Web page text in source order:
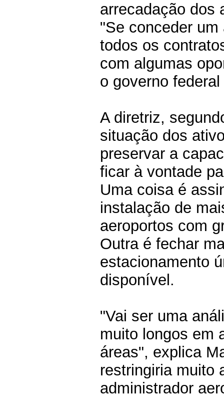
arrecadação dos
"Se conceder
todos os
com algumas
o governo
A diretriz,
situação dos
preservar a
ficar à vontade
Uma coisa é
instalação de
aeroportos com
Outra é fechar
estacionamento
disponível.
"Vai ser uma
muito longos em
áreas", explica
restringiria muito
administrador